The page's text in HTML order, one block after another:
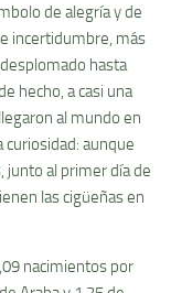
de alegría y de
incertidumbre, más
hasta
hecho, a casi una
al mundo en
curiosidad: aunque
junto al primer día de
las cigüeñas en
nacimientos por